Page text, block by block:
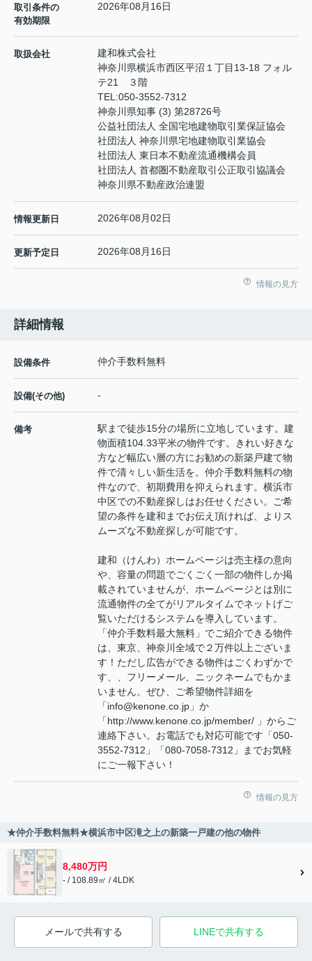
取引条件の
有効期限
2026年08月16日
取扱会社
建和株式会社
神奈川県横浜市西区平沼１丁目13-18 フォル
テ21 ３階
TEL:050-3552-7312
神奈川県知事 (3) 第28726号
公益社団法人 全国宅地建物取引業保証協会
社団法人 神奈川県宅地建物取引業協会
社団法人 東日本不動産流通機構会員
社団法人 首都圏不動産取引公正取引協議会
神奈川県不動産政治連盟
情報更新日 2026年08月02日
更新予定日 2026年08月16日
情報の見方
詳細情報
設備条件 仲介手数料無料
設備(その他) -
備考
駅まで徒歩15分の場所に立地しています。建
物面積104.33平米の物件です。きれい好きな
方など幅広い層の方にお勧めの新築戸建て物
件で清々しい新生活を。仲介手数料無料の物
件なので、初期費用を抑えられます。横浜市
中区での不動産探しはお任せください。ご希
望の条件を建和までお伝え頂ければ、よりス
ムーズな不動産探しが可能です。
建和（けんわ）ホームページは売主様の意向
や、容量の問題でごくごく一部の物件しか掲
載されていませんが、ホームページとは別に
流通物件の全てがリアルタイムでネットげご
覧いただけるシステムを導入しています。
「仲介手数料最大無料」でご紹介できる物件
は、東京、神奈川全域で２万件以上ございま
す！ただし広告ができる物件はごくわずかで
す、、フリーメール、ニックネームでもかま
いません。ぜひ、ご希望物件詳細を
「info@kenone.co.jp」か
「http://www.kenone.co.jp/member/ 」からご
連絡下さい。お電話でも対応可能です「050-
3552-7312」「080-7058-7312」までお気軽
にご一報下さい！
情報の見方
★仲介手数料無料★横浜市中区滝之上の新築一戸建の他の物件
8,480万円
- / 108.89㎡ / 4LDK
メールで共有する LINEで共有する